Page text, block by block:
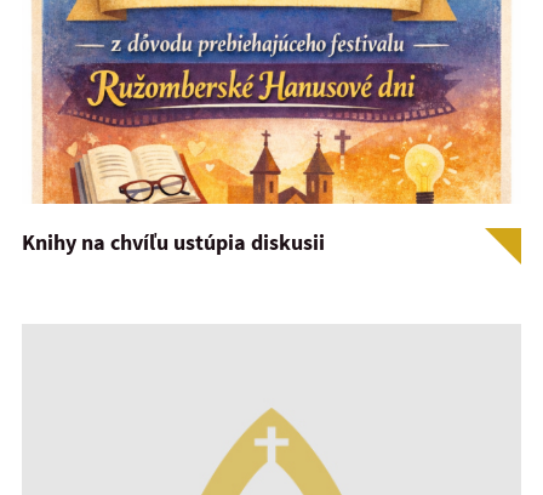
Knihy na chvíľu ustúpia diskusii